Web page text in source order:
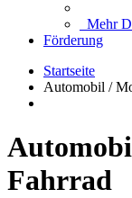
Mehr
Förderung
Startseite
Automobil /
Fahrrad